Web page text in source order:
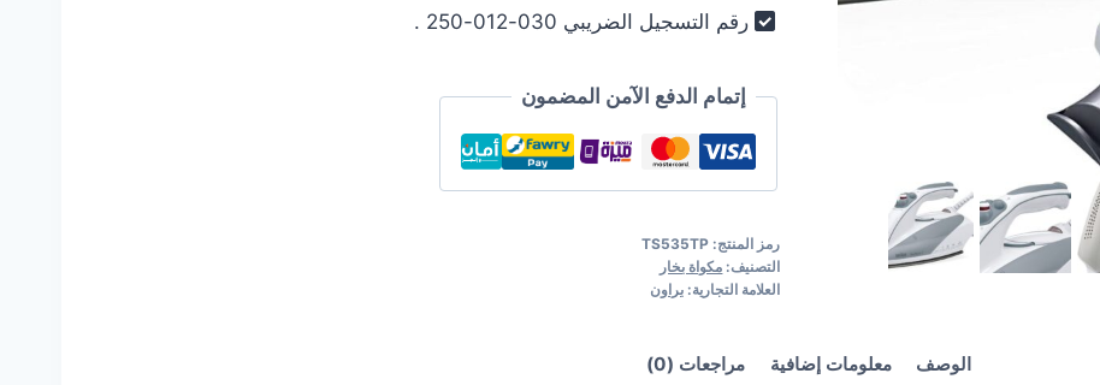
رقم التسجيل الضريبي 030-012-250 .
إتمام الدفع الآمن المضمون
رمز المنتج: TS535TP
التصنيف: مكواة بخار
العلامة التجارية: براون
الوصف معلومات إضافية مراجعات (0)